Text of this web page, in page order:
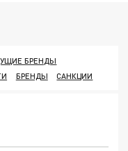
БРЕНДЫ
БРЕНДЫ САНКЦИИ